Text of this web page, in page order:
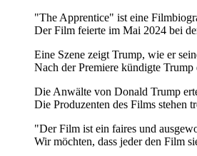
"The Apprentice" ist eine
Der Film feierte im Mai 2024 bei
Eine Szene zeigt Trump, wie er
Nach der Premiere kündigte Trump
Die Anwälte von Donald Trump
Die Produzenten des Films stehen
"Der Film ist ein faires und
Wir möchten, dass jeder den Film